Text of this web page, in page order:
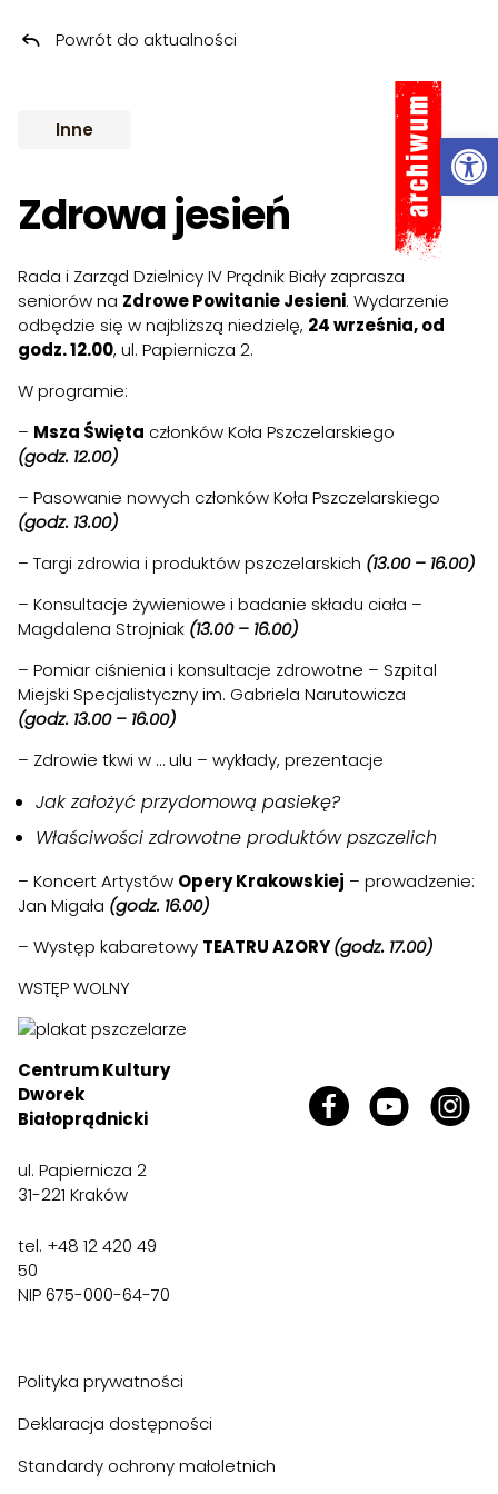
Inne
Zdrowa jesień
Powrót do aktualności
Rada i Zarząd Dzielnicy IV Prądnik Biały zaprasza
seniorów na Zdrowe Powitanie Jesieni. Wydarzenie
odbędzie się w najbliższą niedzielę, 24 września, od
godz. 12.00, ul. Papiernicza 2.
W programie:
– Msza Święta członków Koła Pszczelarskiego
(godz. 12.00)
– Pasowanie nowych członków Koła Pszczelarskiego
(godz. 13.00)
– Targi zdrowia i produktów pszczelarskich (13.00 – 16.00)
– Konsultacje żywieniowe i badanie składu ciała –
Magdalena Strojniak (13.00 – 16.00)
– Pomiar ciśnienia i konsultacje zdrowotne – Szpital
Miejski Specjalistyczny im. Gabriela Narutowicza
(godz. 13.00 – 16.00)
– Zdrowie tkwi w … ulu – wykłady, prezentacje
Jak założyć przydomową pasiekę?
Właściwości zdrowotne produktów pszczelich
– Koncert Artystów Opery Krakowskiej – prowadzenie:
Jan Migała (godz. 16.00)
– Występ kabaretowy TEATRU AZORY(godz. 17.00)
WSTĘP WOLNY
Centrum Kultury
Dworek
Białoprądnicki
ul. Papiernicza 2
31-221 Kraków
tel. +48 12 420 49
50
NIP 675-000-64-70
Polityka prywatności
Deklaracja dostępności
Standardy ochrony małoletnich